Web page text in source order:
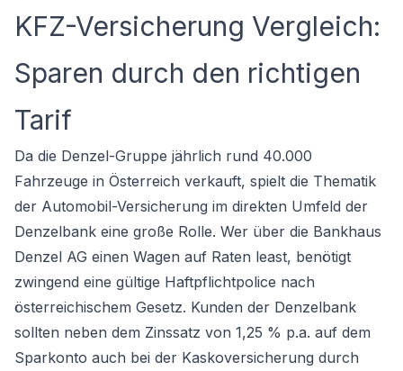
KFZ-Versicherung Vergleich:
Sparen durch den richtigen
Tarif
Da die Denzel-Gruppe jährlich rund 40.000
Fahrzeuge in Österreich verkauft, spielt die Thematik
der Automobil-Versicherung im direkten Umfeld der
Denzelbank eine große Rolle. Wer über die Bankhaus
Denzel AG einen Wagen auf Raten least, benötigt
zwingend eine gültige Haftpflichtpolice nach
österreichischem Gesetz. Kunden der Denzelbank
sollten neben dem Zinssatz von 1,25 % p.a. auf dem
Sparkonto auch bei der Kaskoversicherung durch